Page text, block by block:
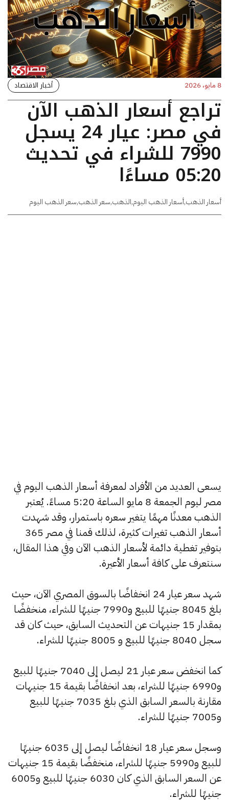
8 مايو، 2026 أخبار الاقتصاد
تراجع أسعار الذهب الآن
في مصر: عيار 24 يسجل
7990 للشراء في تحديث
05:20 مساءًا
أسعار الذهب,أسعار الذهب اليوم,الذهب,سعر الذهب,سعر الذهب اليوم
يسعى العديد من الأفراد لمعرفة أسعار الذهب اليوم في
مصر ليوم الجمعة 8 مايو الساعة 5:20 مساءً. يُعتبر
الذهب معدنًا مهمًا يتغير سعره باستمرار، وقد شهدت
أسعار الذهب تغيرات كثيرة، لذلك قمنا في مصر 365
بتوفير تغطية دائمة لأسعار الذهب الآن وفي هذا المقال،
سنتعرف على كافة أسعار الأعيرة.
شهد سعر عيار 24 انخفاضًا بالسوق المصري الآن، حيث
بلغ 8045 جنيهًا للبيع و7990 جنيهًا للشراء، منخفضًا
بمقدار 15 جنيهات عن التحديث السابق، حيث كان قد
سجل 8040 جنيهًا للبيع و 8005 جنيهًا للشراء.
كما انخفض سعر عيار 21 ليصل إلى 7040 جنيهًا للبيع
و6990 جنيهًا للشراء، بعد انخفاضًا بقيمة 15 جنيهات
مقارنة بالسعر السابق الذي بلغ 7035 جنيهًا للبيع
و7005 جنيهًا للشراء.
وسجل سعر عيار 18 انخفاضًا ليصل إلى 6035 جنيهًا
للبيع و5990 جنيهًا للشراء، منخفضًا بقيمة 15 جنيهات
عن السعر السابق الذي كان 6030 جنيهًا للبيع و6005
جنيهًا للشراء.